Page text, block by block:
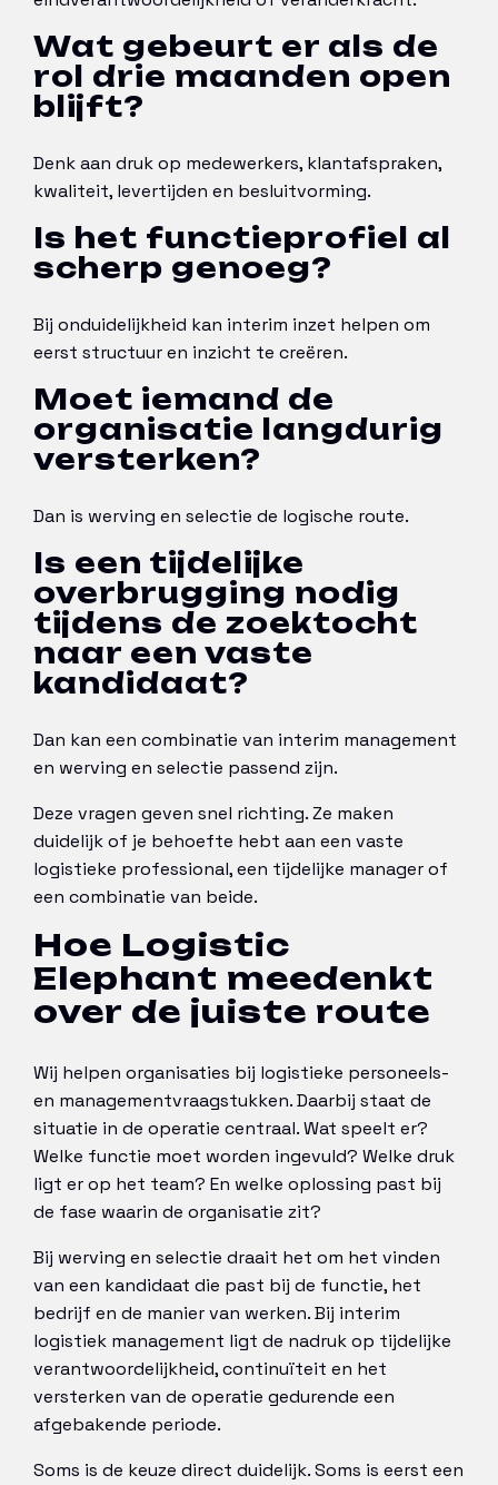
Wat gebeurt er als de
rol drie maanden open
blijft?
Denk aan druk op medewerkers, klantafspraken,
kwaliteit, levertijden en besluitvorming.
Is het functieprofiel al
scherp genoeg?
Bij onduidelijkheid kan interim inzet helpen om
eerst structuur en inzicht te creëren.
Moet iemand de
organisatie langdurig
versterken?
Dan is werving en selectie de logische route.
Is een tijdelijke
overbrugging nodig
tijdens de zoektocht
naar een vaste
kandidaat?
Dan kan een combinatie van interim management
en werving en selectie passend zijn.
Deze vragen geven snel richting. Ze maken
duidelijk of je behoefte hebt aan een vaste
logistieke professional, een tijdelijke manager of
een combinatie van beide.
Hoe Logistic
Elephant meedenkt
over de juiste route
Wij helpen organisaties bij logistieke personeels-
en managementvraagstukken. Daarbij staat de
situatie in de operatie centraal. Wat speelt er?
Welke functie moet worden ingevuld? Welke druk
ligt er op het team? En welke oplossing past bij
de fase waarin de organisatie zit?
Bij werving en selectie draait het om het vinden
van een kandidaat die past bij de functie, het
bedrijf en de manier van werken. Bij interim
logistiek management ligt de nadruk op tijdelijke
verantwoordelijkheid, continuïteit en het
versterken van de operatie gedurende een
afgebakende periode.
Soms is de keuze direct duidelijk. Soms is eerst een